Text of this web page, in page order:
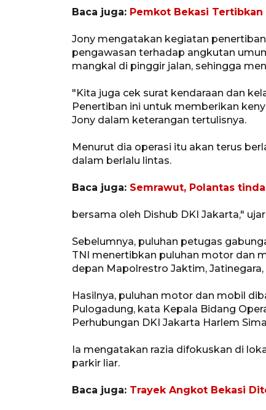
Baca juga: Pemkot Bekasi
Jony mengatakan kegiatan
pengawasan terhadap angkutan
mangkal di pinggir jalan, sehingga
"Kita juga cek surat kendaraan dan
Penertiban ini untuk memberikan
Jony dalam keterangan tertulisnya.
Menurut dia operasi itu akan terus
dalam berlalu lintas.
Baca juga: Semrawut, Polantas
bersama oleh Dishub DKI Jakarta,"
Sebelumnya, puluhan petugas
TNI menertibkan puluhan motor dan
depan Mapolrestro Jaktim, Jatinegara,
Hasilnya, puluhan motor dan mobil
Pulogadung, kata Kepala Bidang
Perhubungan DKI Jakarta Harlem
Ia mengatakan razia difokuskan di
parkir liar.
Baca juga: Trayek Angkot Bekasi